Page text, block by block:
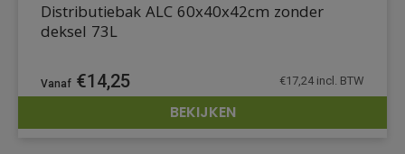
DETAILS
Distributiebak ALC 60x40x42cm zonder
deksel 73L
€14,25 €17,24 incl. BTW
BEKIJKEN